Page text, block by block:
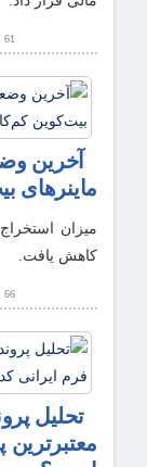
61 بازدید
آخرین
ماینرهای
میزان
کاهش یافت.
66 بازدید
تحلیل